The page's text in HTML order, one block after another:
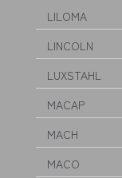
LILOMA
LINCOLN
LUXSTAHL
MACAP
MACH
MACO